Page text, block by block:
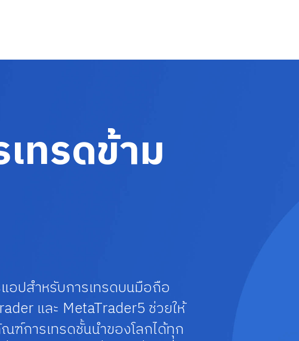
ทรดข้าม
อปสำหรับการเทรดบนมือถือ
และ MetaTrader5 ช่วยให้
การเทรดชั้นนำของโลกได้ทุก